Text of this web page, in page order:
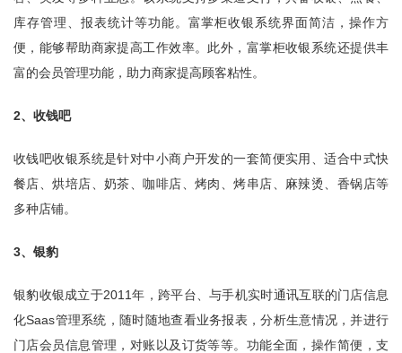
库存管理、报表统计等功能。富掌柜收银系统界面简洁，操作方
便，能够帮助商家提高工作效率。此外，富掌柜收银系统还提供丰
富的会员管理功能，助力商家提高顾客粘性。
2、收钱吧
收钱吧收银系统是针对中小商户开发的一套简便实用、适合中式快
餐店、烘培店、奶茶、咖啡店、烤肉、烤串店、麻辣烫、香锅店等
多种店铺。
3、银豹
银豹收银成立于2011年，跨平台、与手机实时通讯互联的门店信息
化Saas管理系统，随时随地查看业务报表，分析生意情况，并进行
门店会员信息管理，对账以及订货等等。功能全面，操作简便，支